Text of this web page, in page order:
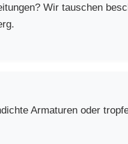
Wir tauschen
Armaturen oder